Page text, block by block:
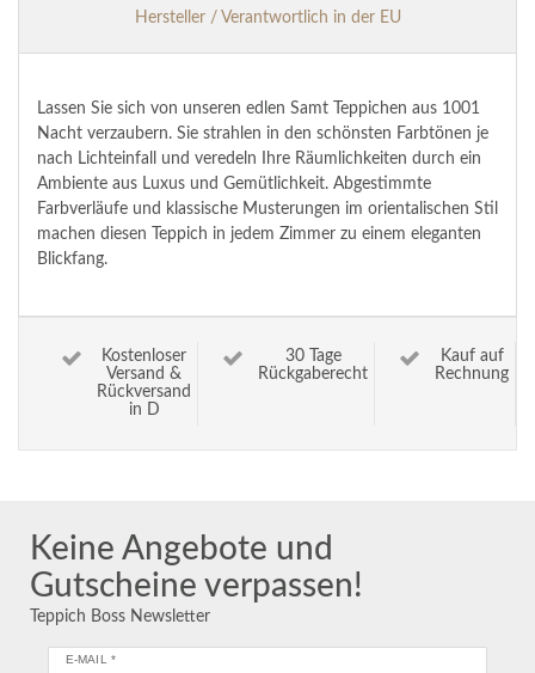
Hersteller / Verantwortlich in der EU
Lassen Sie sich von unseren edlen Samt Teppichen aus 1001
Nacht verzaubern. Sie strahlen in den schönsten Farbtönen je
nach Lichteinfall und veredeln Ihre Räumlichkeiten durch ein
Ambiente aus Luxus und Gemütlichkeit. Abgestimmte
Farbverläufe und klassische Musterungen im orientalischen Stil
machen diesen Teppich in jedem Zimmer zu einem eleganten
Blickfang.
Kostenloser
Versand &
Rückversand
in D
30 Tage
Rückgaberecht
Kauf auf
Rechnung
Keine Angebote und
Gutscheine verpassen!
Teppich Boss Newsletter
E-MAIL *